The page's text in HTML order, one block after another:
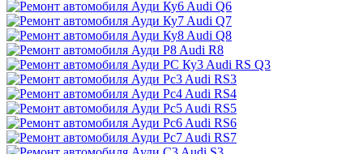
Audi Q6
Audi Q7
Audi Q8
Audi R8
Audi RS Q3
Audi RS3
Audi RS4
Audi RS5
Audi RS6
Audi RS7